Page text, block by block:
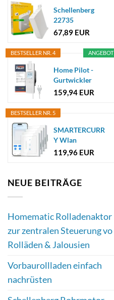
Schellenberg
22735
Elektrischer
67,89 EUR
ANGEBOT
BESTSELLER NR. 4
Home Pilot -
Gurtwickler
Premium
..
159,94 EUR
BESTSELLER NR. 5
SMARTERCURR
Y Wlan
Rolladenschalter
119,96 EUR
NEUE BEITRÄGE
Homematic Rolladenaktor
zur zentralen Steuerung vo
Rolläden & Jalousien
Vorbaurollladen einfach
nachrüsten